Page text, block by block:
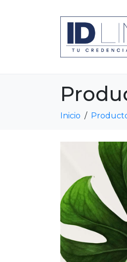
Inicio